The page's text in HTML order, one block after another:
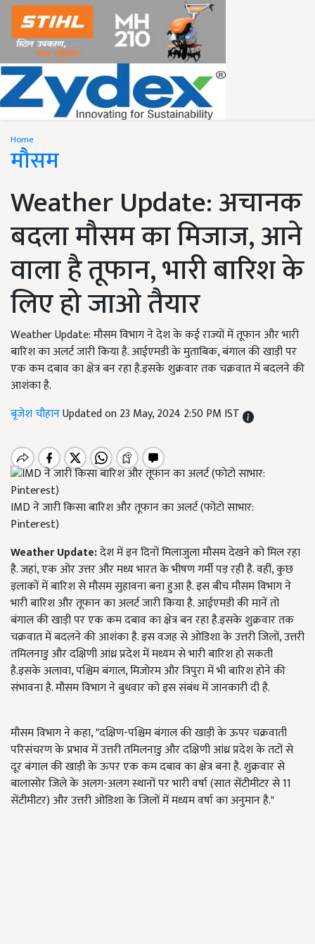
Home
मौसम
Weather Update: अचानक
बदला मौसम का मिजाज, आने
वाला है तूफान, भारी बारिश के
लिए हो जाओ तैयार
Weather Update: मौसम विभाग ने देश के कई राज्यों में तूफान और भारी
बारिश का अलर्ट जारी किया है. आईएमडी के मुताबिक, बंगाल की खाड़ी पर
एक कम दबाव का क्षेत्र बन रहा है.इसके शुक्रवार तक चक्रवात में बदलने की
आशंका है.
बृजेश चौहानUpdated on 23 May, 2024 2:50 PM IST
IMD ने जारी किसा बारिश और तूफान का अलर्ट (फोटो साभार:
Pinterest)
Weather Update:देश में इन दिनों मिलाजुला मौसम देखने को मिल रहा
है. जहां, एक ओर उत्तर और मध्य भारत के भीषण गर्मी पड़ रही है. वहीं, कुछ
इलाकों में बारिश से मौसम सुहावना बना हुआ है. इस बीच मौसम विभाग ने
भारी बारिश और तूफान का अलर्ट जारी किया है. आईएमडी की मानें तो
बंगाल की खाड़ी पर एक कम दबाव का क्षेत्र बन रहा है.इसके शुक्रवार तक
चक्रवात में बदलने की आशंका है. इस वजह से ओडिशा के उत्तरी जिलों, उत्तरी
तमिलनाडु और दक्षिणी आंध्र प्रदेश में मध्यम से भारी बारिश हो सकती
है.इसके अलावा, पश्चिम बंगाल, मिजोरम और त्रिपुरा में भी बारिश होने की
संभावना है. मौसम विभाग ने बुधवार को इस संबंध में जानकारी दी है.
मौसम विभाग ने कहा, "दक्षिण-पश्चिम बंगाल की खाड़ी के ऊपर चक्रवाती
परिसंचरण के प्रभाव में उत्तरी तमिलनाडु और दक्षिणी आंध्र प्रदेश के तटों से
दूर बंगाल की खाड़ी के ऊपर एक कम दबाव का क्षेत्र बना है. शुक्रवार से
बालासोर जिले के अलग-अलग स्थानों पर भारी वर्षा (सात सेंटीमीटर से 11
सेंटीमीटर) और उत्तरी ओडिशा के जिलों में मध्यम वर्षा का अनुमान है."